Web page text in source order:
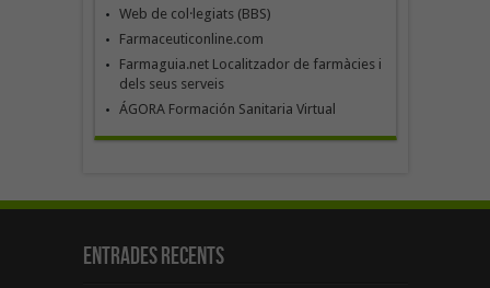
Web de col·legiats (BBS)
Farmaceuticonline.com
Farmaguia.net Localitzador de farmàcies i
dels seus serveis
ÁGORA Formación Sanitaria Virtual
Entrades recents